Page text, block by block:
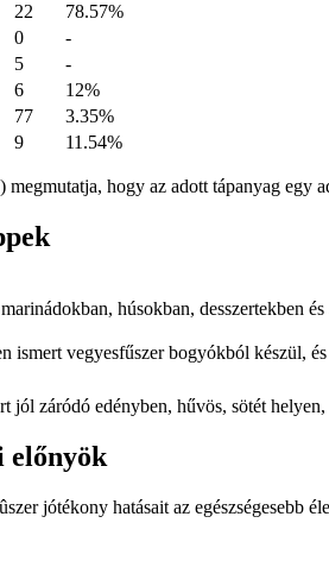
22
78.57%
0
-
5
-
6
12%
77
3.35%
9 11.54%
hogy az adott tápanyag egy
húsokban, desszertekben
ismert vegyesfűszer bogyókból készül,
jól záródó edényben, hűvös, sötét
előnyök
jótékony hatásait az egészségesebb